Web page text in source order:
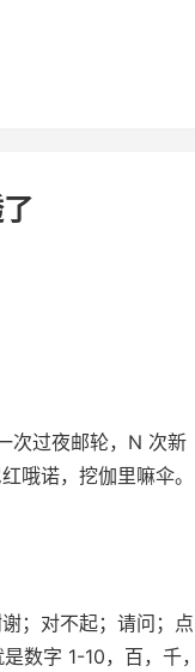
次过夜邮轮，N 次新
哦诺，挖伽里嘛伞。
；对不起；请问；点
数字 1-10，百，千，